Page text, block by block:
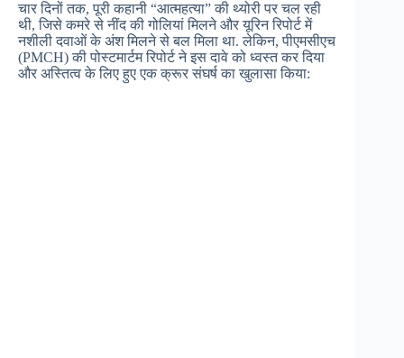
चार दिनों तक, पूरी कहानी “आत्महत्या” की थ्योरी पर चल रही
थी, जिसे कमरे से नींद की गोलियां मिलने और यूरिन रिपोर्ट में
नशीली दवाओं के अंश मिलने से बल मिला था. लेकिन, पीएमसीएच
(PMCH) की पोस्टमार्टम रिपोर्ट ने इस दावे को ध्वस्त कर दिया
और अस्तित्व के लिए हुए एक क्रूर संघर्ष का खुलासा किया: